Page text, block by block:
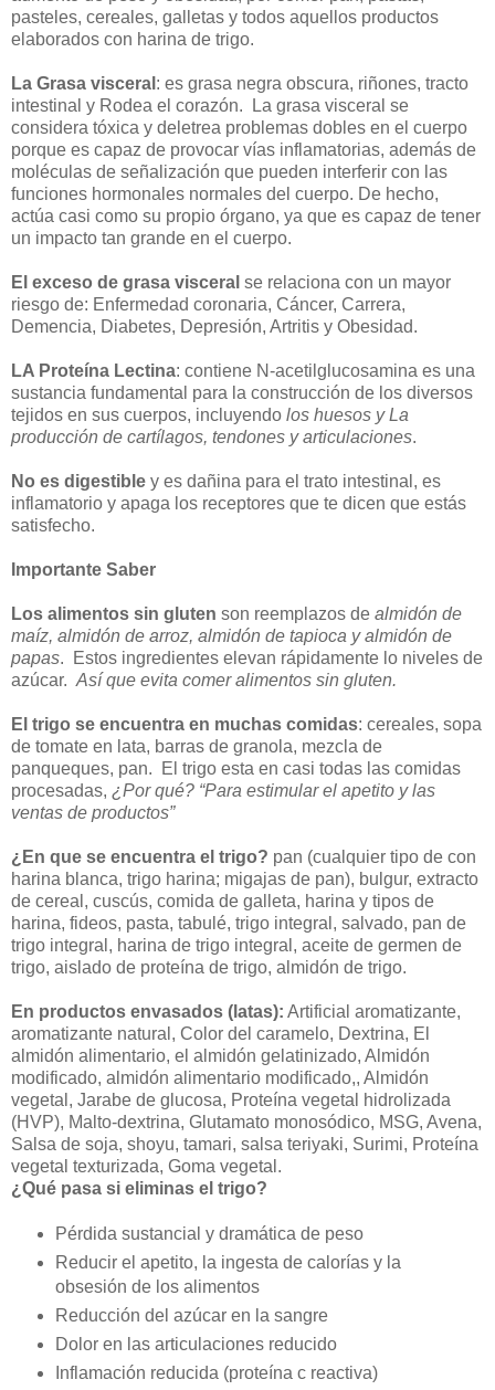
pasteles, cereales, galletas y todos aquellos productos
elaborados con harina de trigo.
La Grasa visceral : es grasa negra obscura, riñones, tracto
intestinal y Rodea el corazón. La grasa visceral se
considera tóxica y deletrea problemas dobles en el cuerpo
porque es capaz de provocar vías inflamatorias, además de
moléculas de señalización que pueden interferir con las
funciones hormonales normales del cuerpo. De hecho,
actúa casi como su propio órgano, ya que es capaz de tener
un impacto tan grande en el cuerpo.
El exceso de grasa visceral se relaciona con un mayor
riesgo de: Enfermedad coronaria, Cáncer, Carrera,
Demencia, Diabetes, Depresión, Artritis y Obesidad.
LA Proteína Lectina: contiene N-acetilglucosamina es una
sustancia fundamental para la construcción de los diversos
tejidos en sus cuerpos, incluyendo los huesos y La
producción de cartílagos, tendones y articulaciones.
No es digestible y es dañina para el trato intestinal, es
inflamatorio y apaga los receptores que te dicen que estás
satisfecho.
Importante Saber
Los alimentos sin gluten son reemplazos de almidón de
maíz, almidón de arroz, almidón de tapioca y almidón de
papas. Estos ingredientes elevan rápidamente lo niveles de
azúcar. Así que evita comer alimentos sin gluten.
El trigo se encuentra en muchas comidas: cereales, sopa
de tomate en lata, barras de granola, mezcla de
panqueques, pan. El trigo esta en casi todas las comidas
procesadas, ¿Por qué? “Para estimular el apetito y las
ventas de productos”
¿En que se encuentra el trigo? pan (cualquier tipo de con
harina blanca, trigo harina; migajas de pan), bulgur, extracto
de cereal, cuscús, comida de galleta, harina y tipos de
harina, fideos, pasta, tabulé, trigo integral, salvado, pan de
trigo integral, harina de trigo integral, aceite de germen de
trigo, aislado de proteína de trigo, almidón de trigo.
En productos envasados (latas): Artificial aromatizante,
aromatizante natural, Color del caramelo, Dextrina, El
almidón alimentario, el almidón gelatinizado, Almidón
modificado, almidón alimentario modificado,, Almidón
vegetal, Jarabe de glucosa, Proteína vegetal hidrolizada
(HVP), Malto-dextrina, Glutamato monosódico, MSG, Avena,
Salsa de soja, shoyu, tamari, salsa teriyaki, Surimi, Proteína
vegetal texturizada, Goma vegetal.
¿Qué pasa si eliminas el trigo?
Pérdida sustancial y dramática de peso
Reducir el apetito, la ingesta de calorías y la
obsesión de los alimentos
Reducción del azúcar en la sangre
Dolor en las articulaciones reducido
Inflamación reducida (proteína c reactiva)